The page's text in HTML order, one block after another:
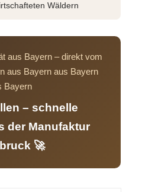
Wäldern
aus Bayern – direkt vom
aus Bayern aus Bayern
Bayern
– schnelle
der Manufaktur
🚀